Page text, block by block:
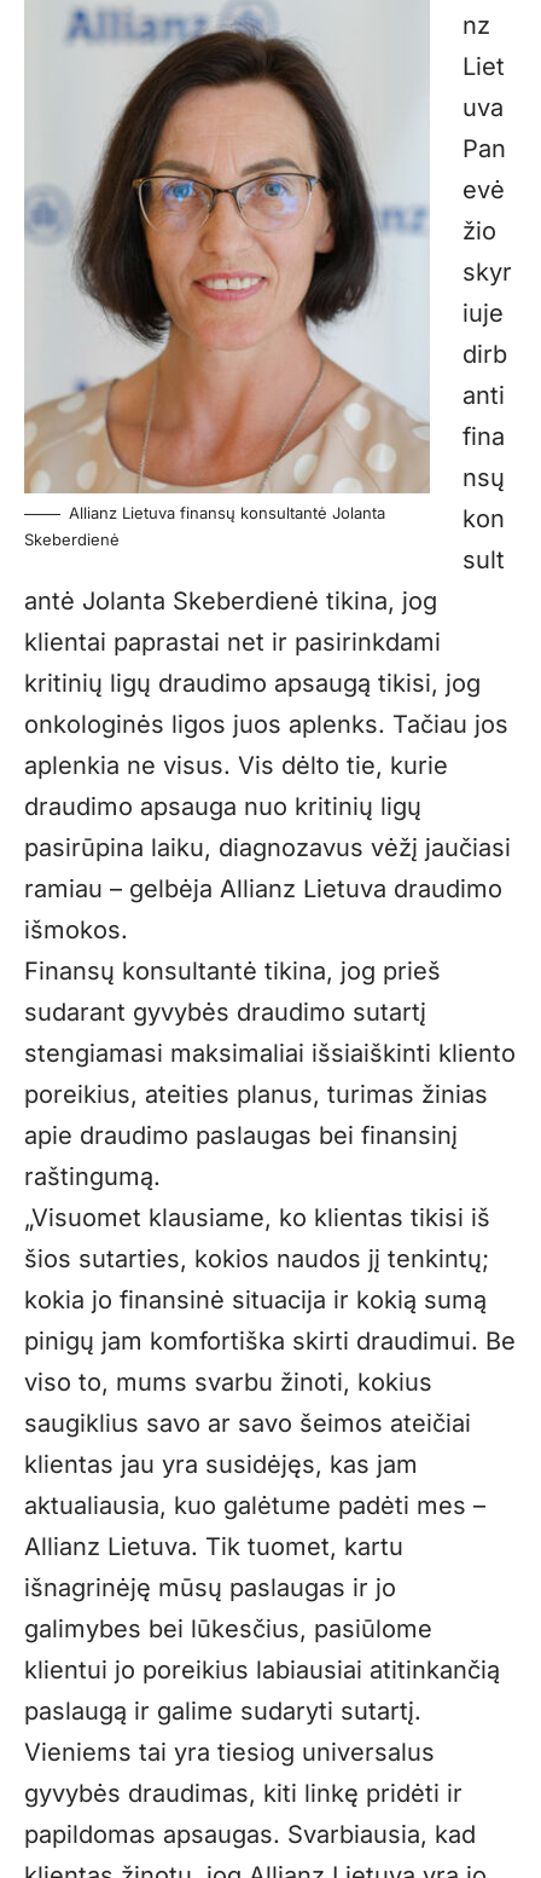
Allianz Lietuva finansų konsultantė Jolanta
Skeberdienė
nz
Liet
uva
Pan
evė
žio
skyr
iuje
dirb
anti
fina
nsų
kon
sult
antė Jolanta Skeberdienė tikina, jog
klientai paprastai net ir pasirinkdami
kritinių ligų draudimo apsaugą tikisi, jog
onkologinės ligos juos aplenks. Tačiau jos
aplenkia ne visus. Vis dėlto tie, kurie
draudimo apsauga nuo kritinių ligų
pasirūpina laiku, diagnozavus vėžį jaučiasi
ramiau – gelbėja Allianz Lietuva draudimo
išmokos.
Finansų konsultantė tikina, jog prieš
sudarant gyvybės draudimo sutartį
stengiamasi maksimaliai išsiaiškinti kliento
poreikius, ateities planus, turimas žinias
apie draudimo paslaugas bei finansinį
raštingumą.
„Visuomet klausiame, ko klientas tikisi iš
šios sutarties, kokios naudos jį tenkintų;
kokia jo finansinė situacija ir kokią sumą
pinigų jam komfortiška skirti draudimui. Be
viso to, mums svarbu žinoti, kokius
saugiklius savo ar savo šeimos ateičiai
klientas jau yra susidėjęs, kas jam
aktualiausia, kuo galėtume padėti mes –
Allianz Lietuva. Tik tuomet, kartu
išnagrinėję mūsų paslaugas ir jo
galimybes bei lūkesčius, pasiūlome
klientui jo poreikius labiausiai atitinkančią
paslaugą ir galime sudaryti sutartį.
Vieniems tai yra tiesiog universalus
gyvybės draudimas, kiti linkę pridėti ir
papildomas apsaugas. Svarbiausia, kad